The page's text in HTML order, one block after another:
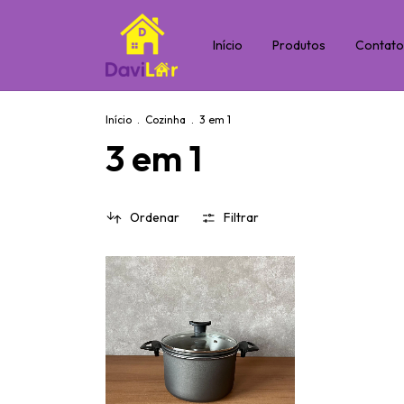
Início Produtos Contato
Início . Cozinha . 3 em 1
3 em 1
Ordenar Filtrar